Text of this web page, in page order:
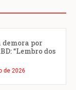
por
“Lembro dos
de 2026